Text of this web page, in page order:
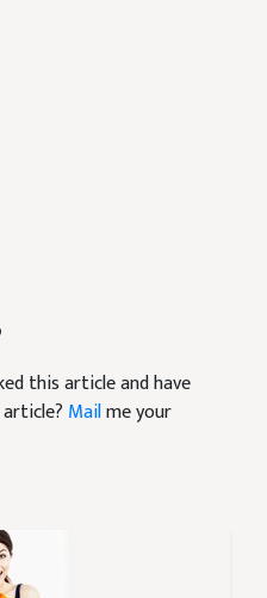
this article and have
Mailme your